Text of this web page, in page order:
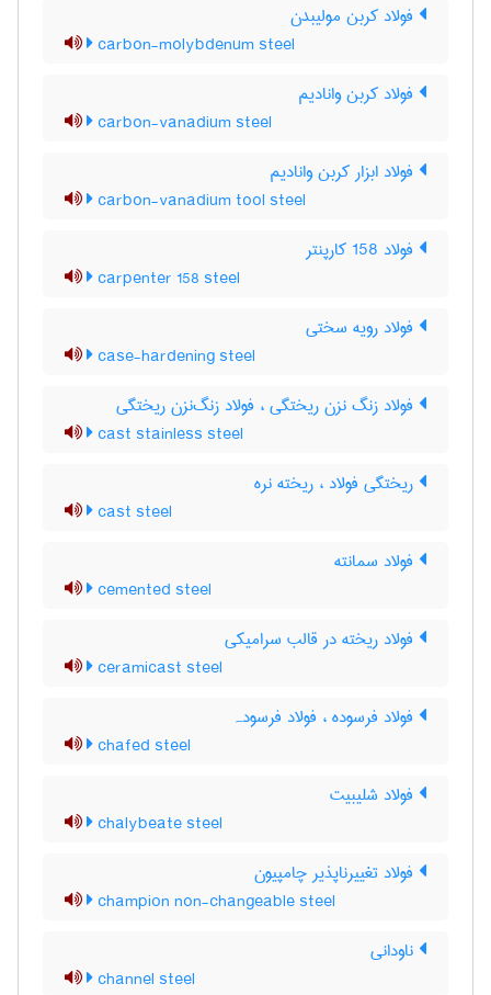
فولاد کربن مولیبدن
carbon-molybdenum steel
فولاد کربن وانادیم
carbon-vanadium steel
فولاد ابزار کربن وانادیم
carbon-vanadium tool steel
فولاد 158 کارپنتر
carpenter 158 steel
فولاد رویه سختی
case-hardening steel
فولاد زنگ نزن ریختگی ، فولاد زنگ‌نزن ریختگی
cast stainless steel
ریختگی فولاد ، ریخته نره
cast steel
فولاد سمانته
cemented steel
فولاد ریخته در قالب سرامیکی
ceramicast steel
فولاد فرسوده ، فولاد فرسودہ
chafed steel
فولاد شلیبیت
chalybeate steel
فولاد تغییرناپذیر چامپیون
champion non-changeable steel
ناودانی
channel steel